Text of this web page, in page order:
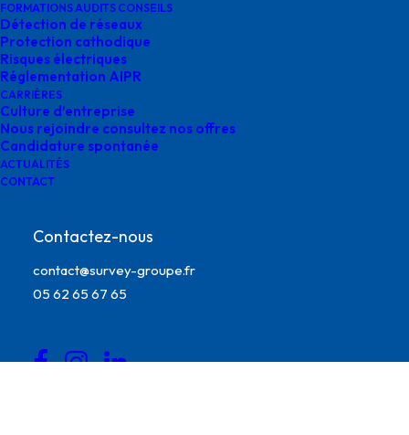
FORMATIONS AUDITS CONSEILS
Détection de réseaux
Protection cathodique
Risques électriques
Réglementation AIPR
CARRIÈRES
Culture d’entreprise
Nous rejoindre consultez nos offres
Candidature spontanée
ACTUALITÉS
CONTACT
Contactez-nous
contact@survey-groupe.fr
05 62 65 67 65
détection réseaux survey france